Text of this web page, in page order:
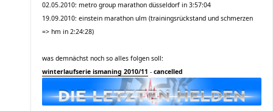
02.05.2010: metro group marathon düsseldorf in 3:57:04
19.09.2010: einstein marathon ulm (trainingsrückstand und schmerzen
=> hm in 2:24:28)
was demnächst noch so alles folgen soll:
winterlaufserie ismaning 2010/11 - cancelled